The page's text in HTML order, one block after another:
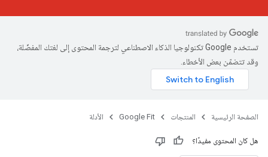
تستخدم Google تكنولوجيا الذكاء الاصطناعي لترجمة المحتوى إلى لغتك المفضّلة،
وقد تتضمّن بعض الأخطاء.
الصفحة الرئيسية المنتجات Google Fit الأدلة
هل كان المحتوى مفيدًا؟